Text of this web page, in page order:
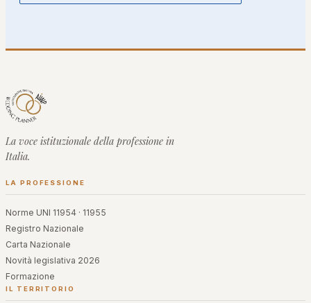
La voce istituzionale della professione in
Italia.
LA PROFESSIONE
Norme UNI 11954 · 11955
Registro Nazionale
Carta Nazionale
Novità legislativa 2026
Formazione
IL TERRITORIO